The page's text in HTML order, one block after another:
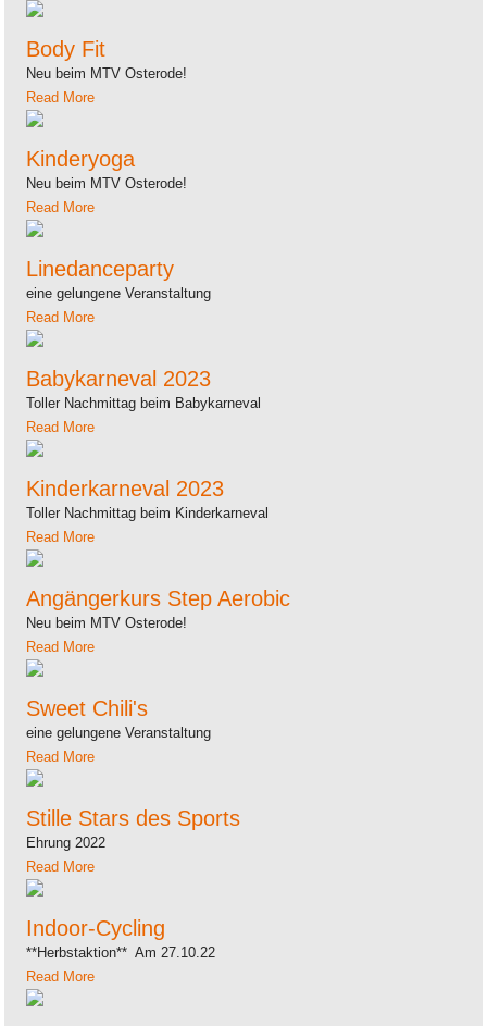
Body Fit
Neu beim MTV Osterode!
Read More
Kinderyoga
Neu beim MTV Osterode!
Read More
Linedanceparty
eine gelungene Veranstaltung
Read More
Babykarneval 2023
Toller Nachmittag beim Babykarneval
Read More
Kinderkarneval 2023
Toller Nachmittag beim Kinderkarneval
Read More
Angängerkurs Step Aerobic
Neu beim MTV Osterode!
Read More
Sweet Chili's
eine gelungene Veranstaltung
Read More
Stille Stars des Sports
Ehrung 2022
Read More
Indoor-Cycling
**Herbstaktion** Am 27.10.22
Read More